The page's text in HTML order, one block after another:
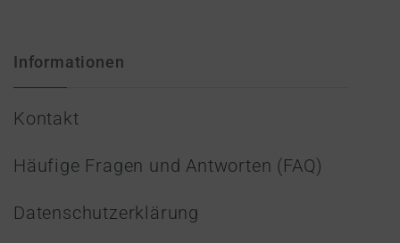
Informationen
Kontakt
Häufige Fragen und Antworten (FAQ)
Datenschutzerklärung